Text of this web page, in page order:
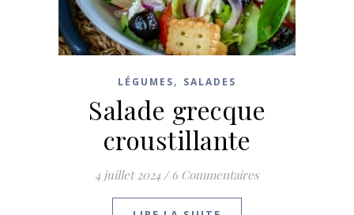
LÉGUMES, SALADES
Salade grecque
croustillante
4 juillet 2024 / 6 Commentaires